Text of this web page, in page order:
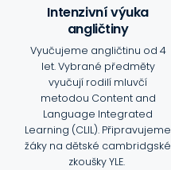
Intenzivní výuka
angličtiny
Vyučujeme angličtinu od 4
let. Vybrané předměty
vyučují rodilí mluvčí
metodou Content and
Language Integrated
Learning (CLIL). Připravujeme
žáky na dětské cambridgské
zkoušky YLE.